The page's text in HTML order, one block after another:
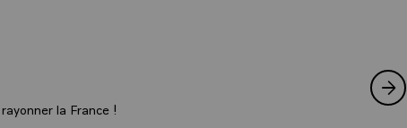
notre texte, dans cette déclaration, dans ce qui est
la France !